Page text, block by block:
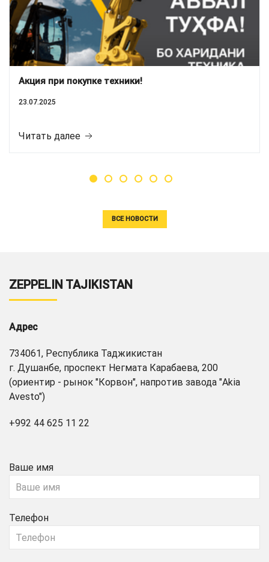
Акция при покупке техники!
23.07.2025
Читать далее
ВСЕ НОВОСТИ
ZEPPELIN TAJIKISTAN
Адрес
734061, Республика Таджикистан
г. Душанбе, проспект Негмата Карабаева, 200
(ориентир - рынок "Корвон", напротив завода "Akia
Avesto")
+992 44 625 11 22
Ваше имя
Телефон